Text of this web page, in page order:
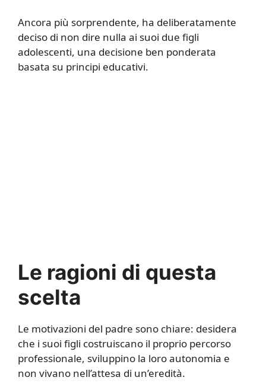
Ancora più sorprendente, ha deliberatamente
deciso di non dire nulla ai suoi due figli
adolescenti, una decisione ben ponderata
basata su principi educativi.
Le ragioni di questa
scelta
Le motivazioni del padre sono chiare: desidera
che i suoi figli costruiscano il proprio percorso
professionale, sviluppino la loro autonomia e
non vivano nell’attesa di un’eredità.